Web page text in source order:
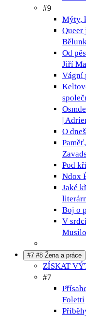
#9
Mýty,
Queer
Od
Jiří
Vágní
|
O
Pod
Ndox
Jaké
Boj o
V
#7 #8 Žena a práce
ZÍSKAT
#7
Foletti